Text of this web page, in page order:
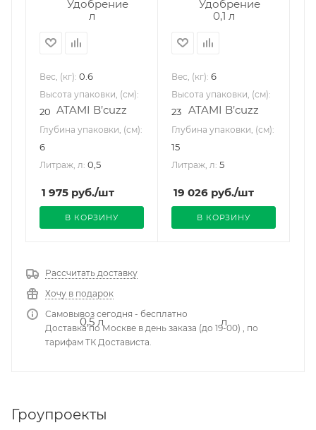
Вес, (кг): 0.6
Высота упаковки, (см):
20
Глубина упаковки, (см):
6
Литраж, л: 0,5
1 975 руб./шт
В КОРЗИНУ
Вес, (кг): 6
Высота упаковки, (см):
23
Глубина упаковки, (см):
15
Литраж, л: 5
19 026 руб./шт
В КОРЗИНУ
Рассчитать доставку
Хочу в подарок
Самовывоз сегодня - бесплатно
Доставка по Москве в день заказа (до 19-00) , по
тарифам ТК Достависта.
Гроупроекты